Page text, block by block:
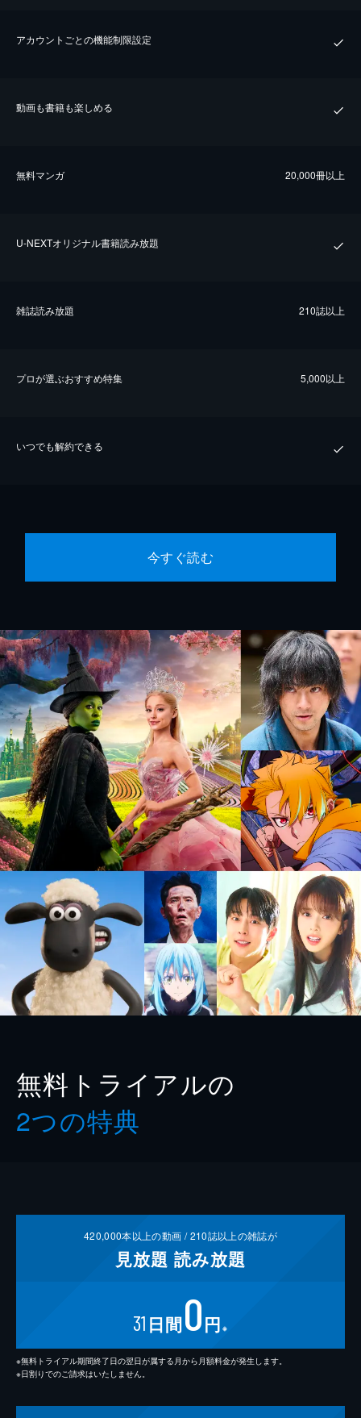
アカウントごとの機能制限設定
動画も書籍も楽しめる
無料マンガ 20,000冊以上
U-NEXTオリジナル書籍読み放題
雑誌読み放題 210誌以上
プロが選ぶおすすめ特集 5,000以上
いつでも解約できる
今すぐ読む
無料トライアルの
2つの特典
420,000本以上の動画 /210誌以上の雑誌が
見放題 読み放題
31 日間0円 ※
※無料トライアル期間終了日の翌日が属する月から月額料金が発生します。
※日割りでのご請求はいたしません。